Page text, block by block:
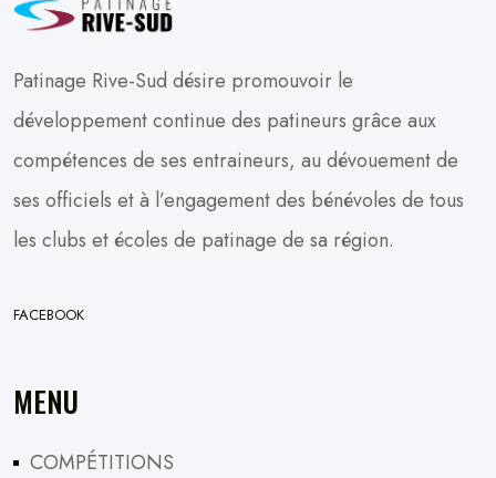
Patinage Rive-Sud désire promouvoir le
développement continue des patineurs grâce aux
compétences de ses entraineurs, au dévouement de
ses officiels et à l’engagement des bénévoles de tous
les clubs et écoles de patinage de sa région.
FACEBOOK
MENU
COMPÉTITIONS